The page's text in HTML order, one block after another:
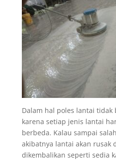
Dalam hal poles lantai tidak
karena setiap jenis lantai
berbeda. Kalau sampai
akibatnya lantai akan rusak
dikembalikan seperti sedia